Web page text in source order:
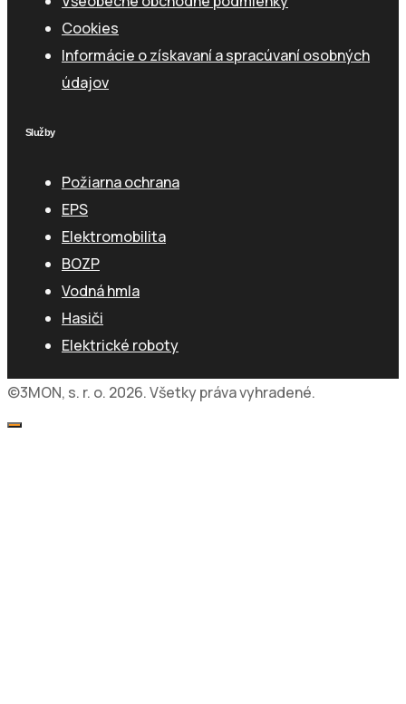
Cookies
Informácie o získavaní a spracúvaní osobných
údajov
Služby
Požiarna ochrana
EPS
Elektromobilita
BOZP
Vodná hmla
Hasiči
Elektrické roboty
©3MON, s. r. o. 2026. Všetky práva vyhradené.